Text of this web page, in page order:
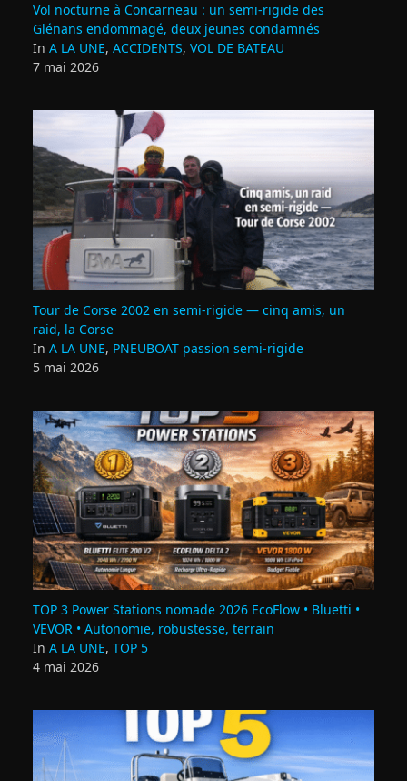
Vol nocturne à Concarneau : un semi‑rigide des
Glénans endommagé, deux jeunes condamnés
In A LA UNE, ACCIDENTS, VOL DE BATEAU
7 mai 2026
Tour de Corse 2002 en semi‑rigide — cinq amis, un
raid, la Corse
In A LA UNE, PNEUBOAT passion semi-rigide
5 mai 2026
TOP 3 Power Stations nomade 2026 EcoFlow • Bluetti •
VEVOR • Autonomie, robustesse, terrain
In A LA UNE, TOP 5
4 mai 2026